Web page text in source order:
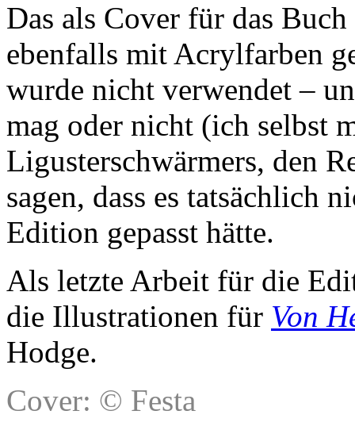
Das als Cover für das
ebenfalls mit Acrylfarben
wurde nicht verwendet –
mag oder nicht (ich selbst
Ligusterschwärmers, den
sagen, dass es tatsächlich
Edition gepasst hätte.
Als letzte Arbeit für die
die Illustrationen für Von
Hodge.
Cover: © Festa